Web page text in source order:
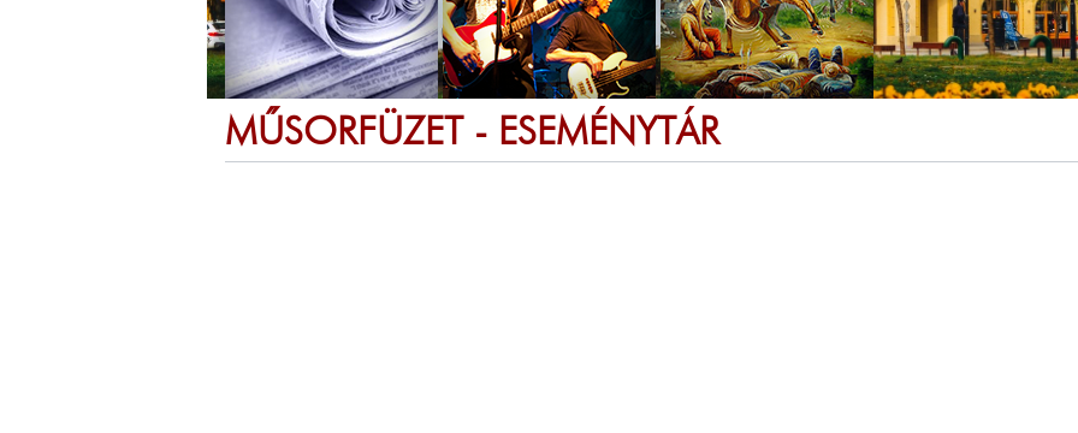
MŰSORFÜZET - ESEMÉNYTÁR